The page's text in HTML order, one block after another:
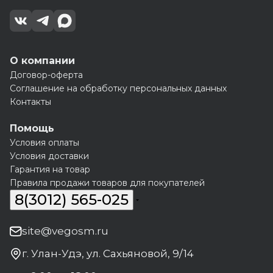
О компании
Договор-оферта
Соглашение на обработку персональных данных
Контакты
Помощь
Условия оплаты
Условия доставки
Гарантия на товар
Правила продажи товаров для покупателей
8(3012) 565-025
site@vegosm.ru
г. Улан-Удэ, ул. Сахьяновой, 9/14